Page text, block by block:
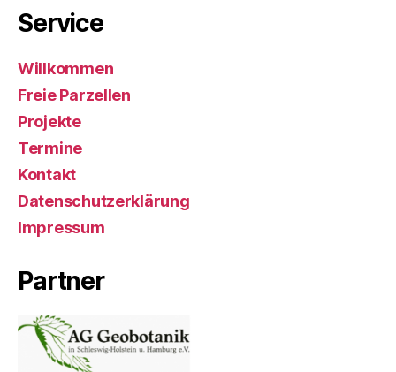
Service
Willkommen
Freie Parzellen
Projekte
Termine
Kontakt
Datenschutzerklärung
Impressum
Partner